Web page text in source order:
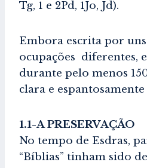
Tg, 1 e 2Pd, 1Jo, Jd).
Embora escrita por
ocupações diferentes,
durante pelo menos
clara e
1.1-A PRESERVAÇÃO
No tempo de Esdras,
“Bíblias” tinham sido